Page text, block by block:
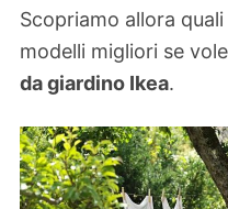
Scopriamo allora
modelli migliori se
da giardino Ikea.